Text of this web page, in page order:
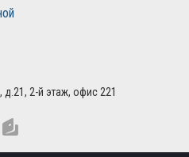
2-й этаж, офис 221